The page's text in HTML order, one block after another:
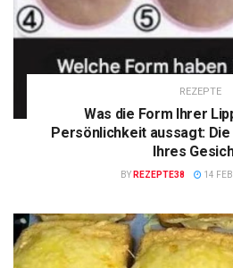
REZEPTE
Was die Form Ihrer
Persönlichkeit aussagt:
Ihres
BY REZEPTE38 14